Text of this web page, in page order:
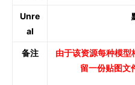
Unre
al
备注
由于该资源每种模
留一份贴图文